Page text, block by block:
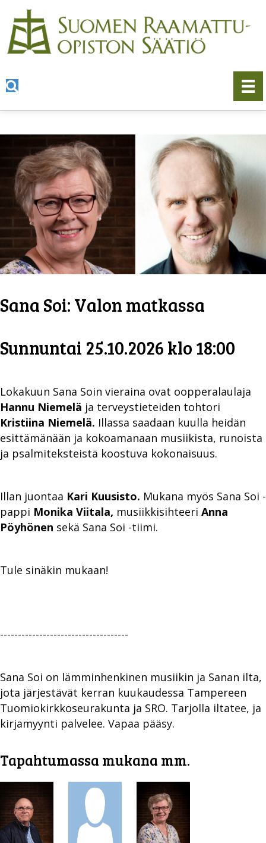
Sana Soi: Valon matkassa
Sunnuntai 25.10.2026 klo 18:00
Lokakuun Sana Soin vieraina ovat oopperalaulaja
Hannu Niemelä ja terveystieteiden tohtori
Kristiina Niemelä. Illassa saadaan kuulla heidän
esittämänään ja kokoamanaan musiikista, runoista
ja psalmiteksteistä koostuva kokonaisuus.
Illan juontaa Kari Kuusisto. Mukana myös Sana Soi -
pappi Monika Viitala, musiikkisihteeri Anna
Pöyhönen sekä Sana Soi -tiimi.
Tule sinäkin mukaan!
------------------------------------
Sana Soi on lämminhenkinen musiikin ja Sanan ilta,
jota järjestävät kerran kuukaudessa Tampereen
Tuomiokirkkoseurakunta ja SRO. Tarjolla iltatee, ja
kirjamyynti palvelee. Vapaa pääsy.
Tapahtumassa mukana mm.